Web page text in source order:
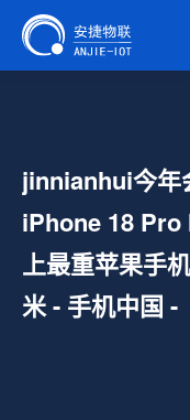
jinnianhui今年
iPhone 18 Pro
上最重苹果手
米 - 手机中国 -